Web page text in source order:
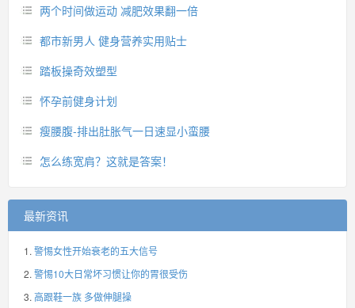
两个时间做运动 减肥效果翻一倍
都市新男人 健身营养实用贴士
踏板操奇效塑型
怀孕前健身计划
瘦腰腹-排出肚胀气一日速显小蛮腰
怎么练宽肩？这就是答案！
最新资讯
警惕女性开始衰老的五大信号
警惕10大日常坏习惯让你的胃很受伤
高跟鞋一族 多做伸腿操